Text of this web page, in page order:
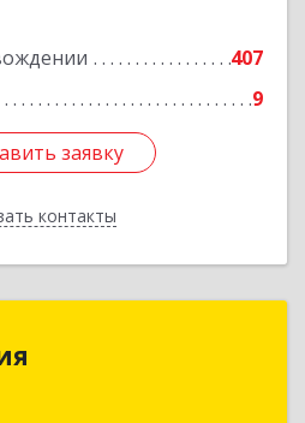
407
9
заявку
контакты
заявку
Назад
обл, Смоленск г, Марии